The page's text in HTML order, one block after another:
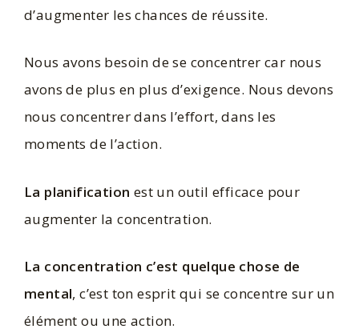
d’augmenter les chances de réussite.
Nous avons besoin de se concentrer car nous
avons de plus en plus d’exigence. Nous devons
nous concentrer dans l’effort, dans les
moments de l’action.
La planification est un outil efficace pour
augmenter la concentration.
La concentration c’est quelque chose de
mental, c’est ton esprit qui se concentre sur un
élément ou une action.